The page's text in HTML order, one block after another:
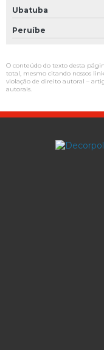
Ubatuba
Peruíbe
O conteúdo do texto desta
total, mesmo citando nossos
violação de direito autoral –
autorais